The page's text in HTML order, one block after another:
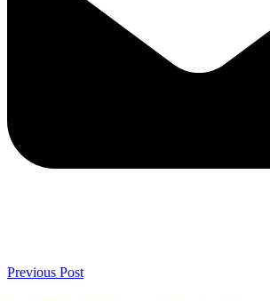
Previous Post